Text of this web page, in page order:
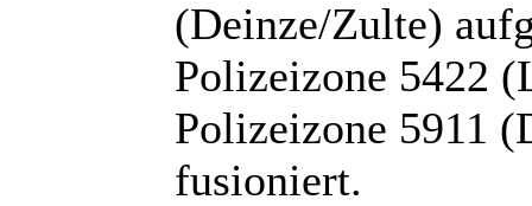
(Deinze/Zulte)
Polizeizone 5422
Polizeizone 5911
fusioniert.